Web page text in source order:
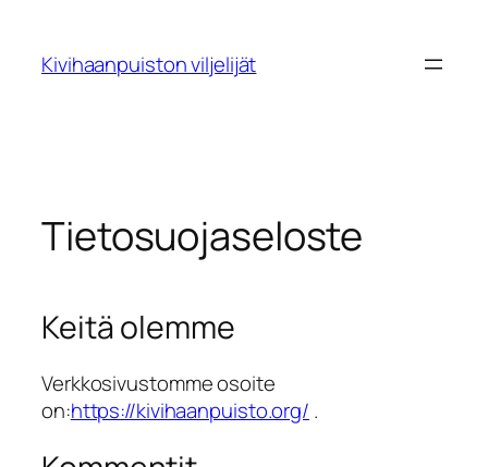
Kivihaanpuiston viljelijät
Tietosuojaseloste
Keitä olemme
Verkkosivustomme osoite
on:https://kivihaanpuisto.org/ .